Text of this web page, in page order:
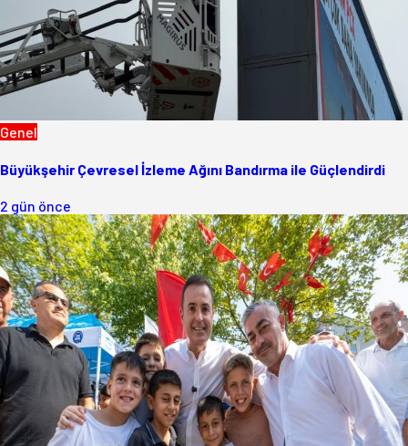
Genel
Büyükşehir Çevresel İzleme Ağını Bandırma ile Güçlendirdi
2 gün önce